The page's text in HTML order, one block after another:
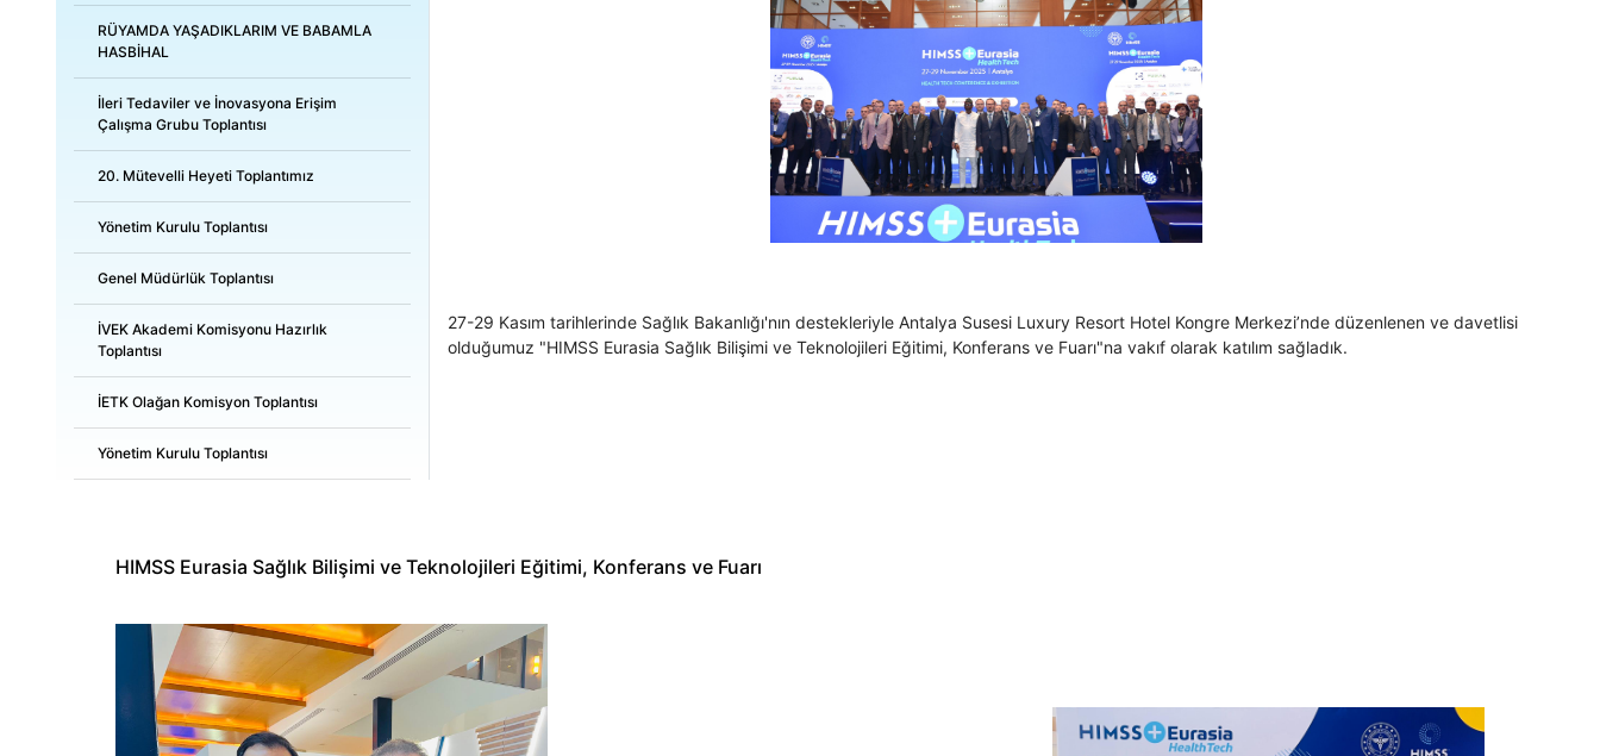
RÜYAMDA YAŞADIKLARIM VE BABAMLA
HASBİHAL
İleri Tedaviler ve İnovasyona Erişim
Çalışma Grubu Toplantısı
20. Mütevelli Heyeti Toplantımız
Yönetim Kurulu Toplantısı
Genel Müdürlük Toplantısı
İVEK Akademi Komisyonu Hazırlık
Toplantısı
İETK Olağan Komisyon Toplantısı
Yönetim Kurulu Toplantısı
27-29 Kasım tarihlerinde Sağlık Bakanlığı'nın destekleriyle Antalya Susesi Luxury Resort Hotel Kongre Merkezi’nde düzenlenen ve davetlisi
olduğumuz "HIMSS Eurasia Sağlık Bilişimi ve Teknolojileri Eğitimi, Konferans ve Fuarı"na vakıf olarak katılım sağladık.
HIMSS Eurasia Sağlık Bilişimi ve Teknolojileri Eğitimi, Konferans ve Fuarı